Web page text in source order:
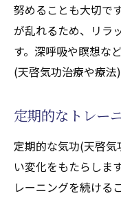
努めることも大切で
が乱れるため、リラ
す。深呼吸や瞑想な
(天啓気功治療や療法
定期的なトレー
定期的な気功(天啓
い変化をもたらしま
レーニングを続ける